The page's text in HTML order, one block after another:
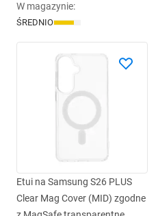
transparentne glitter
W magazynie:
ŚREDNIO
Etui na Samsung S26 PLUS
Clear Mag Cover (MID) zgodne